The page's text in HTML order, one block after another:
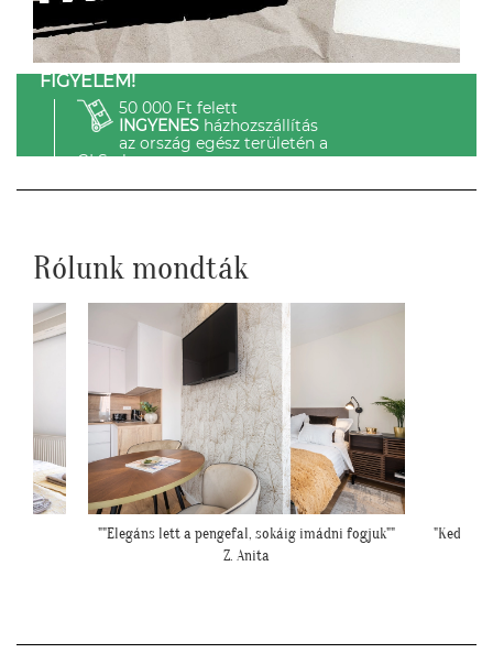
FIGYELEM!
50 000 Ft felett
INGYENESházhozszállítás
az ország egész területén a
GLS-el.
Rólunk mondták
"Kedves Tapétatrend ! Köszönöm a makis tapétát.
Jó választás lett nagyon!"
""Még